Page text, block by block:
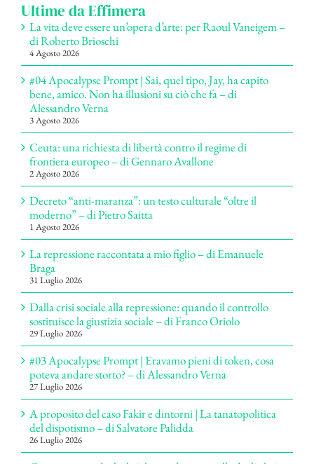
Ultime da Effimera
La vita deve essere un’opera d’arte: per Raoul Vaneigem –
di Roberto Brioschi
4 Agosto 2026
#04 Apocalypse Prompt | Sai, quel tipo, Jay, ha capito
bene, amico. Non ha illusioni su ciò che fa – di
Alessandro Verna
3 Agosto 2026
Ceuta: una richiesta di libertà contro il regime di
frontiera europeo – di Gennaro Avallone
2 Agosto 2026
Decreto “anti-maranza”: un testo culturale “oltre il
moderno” – di Pietro Saitta
1 Agosto 2026
La repressione raccontata a mio figlio – di Emanuele
Braga
31 Luglio 2026
Dalla crisi sociale alla repressione: quando il controllo
sostituisce la giustizia sociale – di Franco Oriolo
29 Luglio 2026
#03 Apocalypse Prompt | Eravamo pieni di token, cosa
poteva andare storto? – di Alessandro Verna
27 Luglio 2026
A proposito del caso Fakir e dintorni | La tanatopolitica
del dispotismo – di Salvatore Palidda
26 Luglio 2026